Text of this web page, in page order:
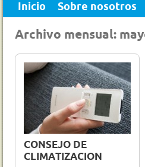
Inicio Sobre nosotros
Archivo mensual:
31 May 2012 0
CONSEJO DE
CLIMATIZACION